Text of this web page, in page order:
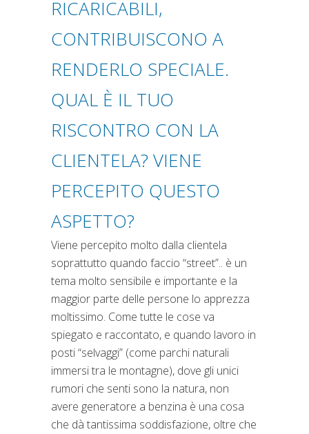
RICARICABILI,
CONTRIBUISCONO A
RENDERLO SPECIALE.
QUAL È IL TUO
RISCONTRO CON LA
CLIENTELA? VIENE
PERCEPITO QUESTO
ASPETTO?
Viene percepito molto dalla clientela
soprattutto quando faccio “street”.. è un
tema molto sensibile e importante e la
maggior parte delle persone lo apprezza
moltissimo. Come tutte le cose va
spiegato e raccontato, e quando lavoro in
posti “selvaggi” (come parchi naturali
immersi tra le montagne), dove gli unici
rumori che senti sono la natura, non
avere generatore a benzina è una cosa
che dà tantissima soddisfazione, oltre che